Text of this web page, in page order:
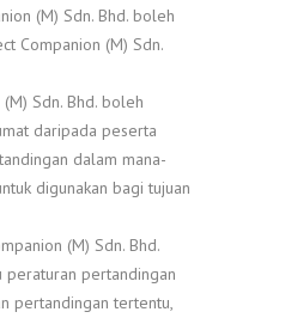
(M) Sdn. Bhd. boleh
Companion (M) Sdn.
Sdn. Bhd. boleh
daripada peserta
dalam mana-
digunakan bagi tujuan
(M) Sdn. Bhd.
peraturan pertandingan
pertandingan tertentu,